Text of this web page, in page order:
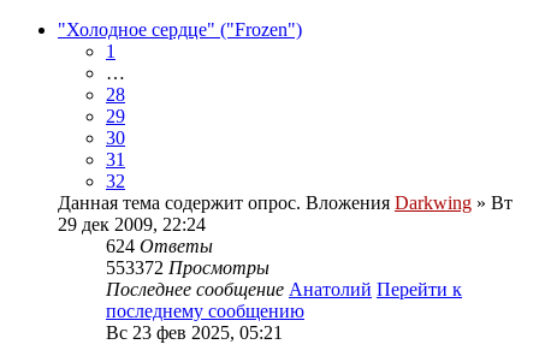
"Холодное сердце" ("Frozen")
1
…
28
29
30
31
32
Данная тема содержит опрос. Вложения Darkwing » Вт
29 дек 2009, 22:24
624 Ответы
553372 Просмотры
Последнее сообщение Анатолий Перейти к
последнему сообщению
Вс 23 фев 2025, 05:21